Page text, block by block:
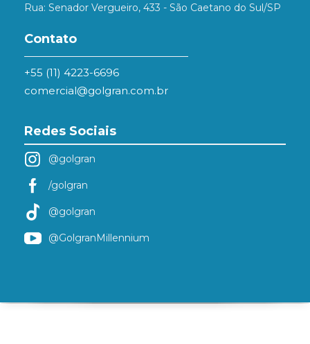
Rua: Senador Vergueiro, 433 - São Caetano do Sul/SP
Contato
+55 (11) 4223-6696
comercial@golgran.com.br
Redes Sociais
@golgran
/golgran
@golgran
@GolgranMillennium